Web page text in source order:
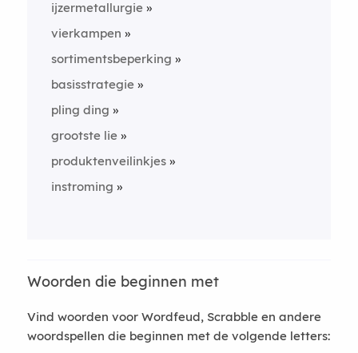
ijzermetallurgie
vierkampen
sortimentsbeperking
basisstrategie
pling ding
grootste lie
produktenveilinkjes
instroming
Woorden die beginnen met
Vind woorden voor Wordfeud, Scrabble en andere
woordspellen die beginnen met de volgende letters: